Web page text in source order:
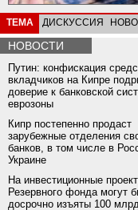
ТЕМА ДИСКУССИЯ
НОВОСТИ
Путин: конфискация
вкладчиков на Кипре
доверие к банковской
еврозоны
Кипр постепенно продаст
зарубежные отделения
банков, в том числе в
Украине
На инвестиционные
Резервного фонда могут
досрочно изъяты 100